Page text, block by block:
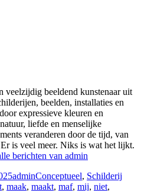
veelzijdig beeldend kunstenaar uit
beelden, installaties en
expressieve kleuren en
liefde en menselijke
veranderen door de tijd, van
is veel meer. Niks is wat het lijkt.
berichten van admin
Auteur
adminCategorieën
Conceptueel, Schilderij
, maak, maakt, maf, mij, niet,